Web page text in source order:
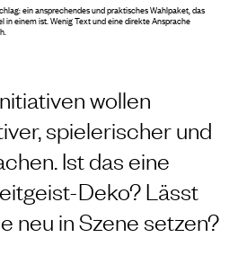
wollen
spielerischer und
Ist das eine
Deko? Lässt
neu in Szene setzen?
ein ansprechendes und praktisches Wahlpaket, das
einem ist. Wenig Text und eine direkte Ansprache